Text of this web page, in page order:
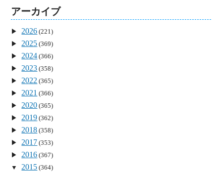
アーカイブ
2026 (221)
2025 (369)
2024 (366)
2023 (358)
2022 (365)
2021 (366)
2020 (365)
2019 (362)
2018 (358)
2017 (353)
2016 (367)
2015 (364)